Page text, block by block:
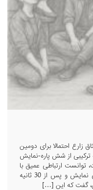
زارع احتمالا برای دومین
این نمایش که ترکیبی از شش پاره‌-نمایش
توانست ارتباطی عمیق با
مخاطبان برقرار کند. آقای زارع در انتهای نمایش و پس از 30 ثانیه
گفت که این […]